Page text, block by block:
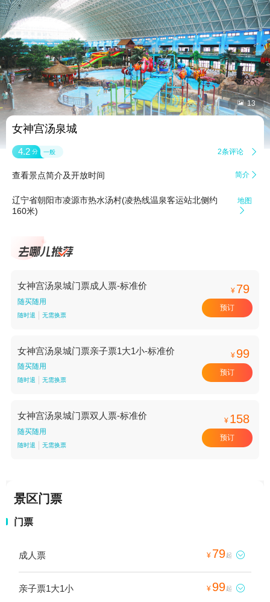
 13
女神宫汤泉城
4.2 分 一般 2条评论 
查看景点简介及开放时间 简介 
辽宁省朝阳市凌源市热水汤村(凌热线温泉客运站北侧约
160米)
地图

女神宫汤泉城门票成人票-标准价
随买随用
随时退 无需换票
¥ 79
预订
女神宫汤泉城门票亲子票1大1小-标准价
随买随用
随时退 无需换票
¥ 99
预订
女神宫汤泉城门票双人票-标准价
随买随用
随时退 无需换票
¥ 158
预订
景区门票
门票
成人票 ¥ 79起 
亲子票1大1小 ¥ 99起 
